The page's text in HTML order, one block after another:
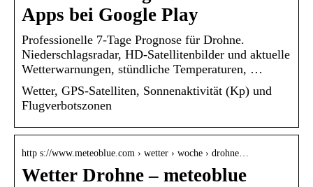
Apps bei Google Play
Professionelle 7-Tage Prognose für Drohne.
Niederschlagsradar, HD-Satellitenbilder und aktuelle
Wetterwarnungen, stündliche Temperaturen, …
Wetter, GPS-Satelliten, Sonnenaktivität (Kp) und
Flugverbotszonen
http s://www.meteoblue.com › wetter › woche › drohne…
Wetter Drohne – meteoblue